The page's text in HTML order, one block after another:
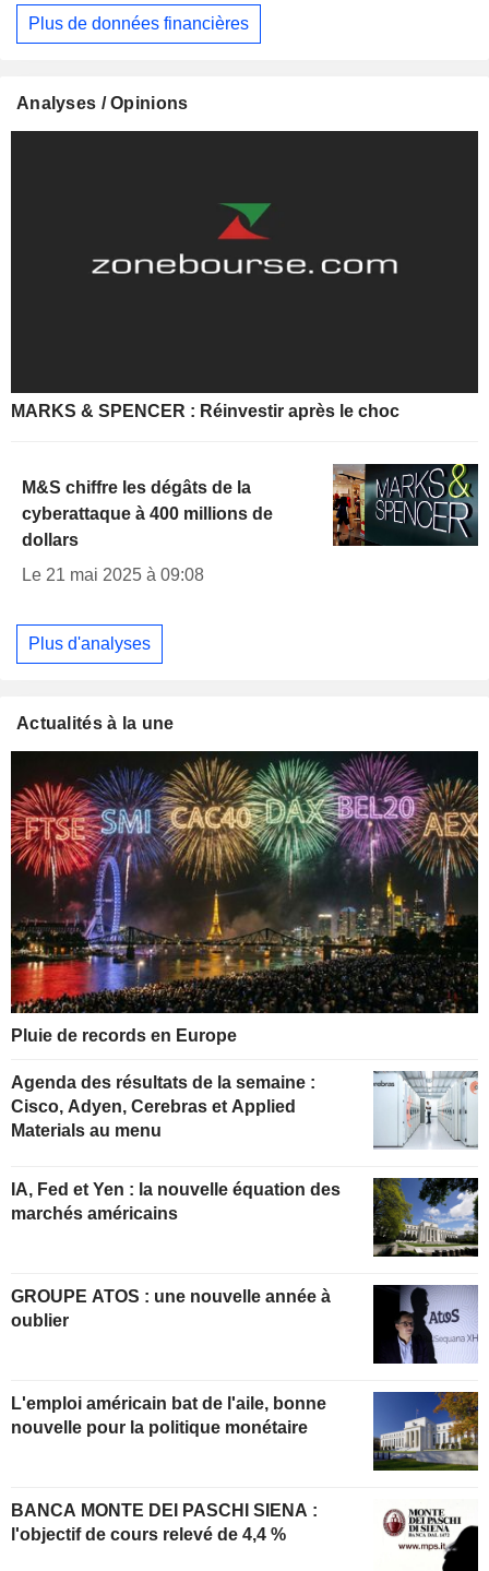
Plus de données financières
Analyses / Opinions
MARKS & SPENCER : Réinvestir après le choc
M&S chiffre les dégâts de la
cyberattaque à 400 millions de
dollars
Le 21 mai 2025 à 09:08
Plus d'analyses
Actualités à la une
Pluie de records en Europe
Agenda des résultats de la semaine :
Cisco, Adyen, Cerebras et Applied
Materials au menu
IA, Fed et Yen : la nouvelle équation des
marchés américains
GROUPE ATOS : une nouvelle année à
oublier
L'emploi américain bat de l'aile, bonne
nouvelle pour la politique monétaire
BANCA MONTE DEI PASCHI SIENA :
l'objectif de cours relevé de 4,4 %